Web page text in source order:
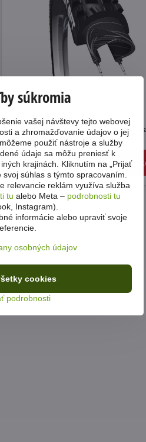
Plášť CST 20x4.0 C-1752N, TR-CS553
Kvalitný plášť na elektrické skladačky
elektrobicykle.
Na predajni 2 a viac ks
29 € Do
súkromia
vašej návštevy tejto webovej
a zhromažďovanie údajov o jej
použiť nástroje a služby
údaje sa môžu preniesť k
krajinách. Kliknutím na „Prijať
súhlas s týmto spracovaním.
relevancie reklám využíva služba
tu alebo Meta – podrobnosti tu
Instagram).
informácie alebo upraviť svoje
osobných údajov
podrobnosti
cookies